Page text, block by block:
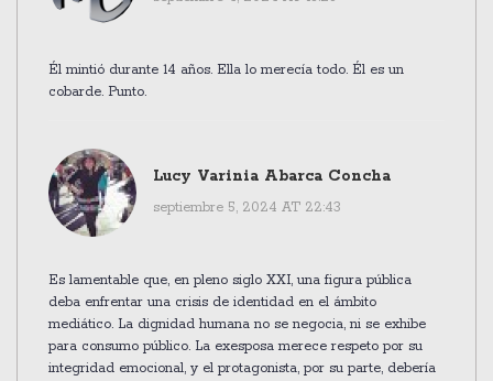
Él mintió durante 14 años. Ella lo merecía todo. Él es un
cobarde. Punto.
Lucy Varinia Abarca Concha
septiembre 5, 2024 AT 22:43
Es lamentable que, en pleno siglo XXI, una figura pública
deba enfrentar una crisis de identidad en el ámbito
mediático. La dignidad humana no se negocia, ni se exhibe
para consumo público. La exesposa merece respeto por su
integridad emocional, y el protagonista, por su parte, debería